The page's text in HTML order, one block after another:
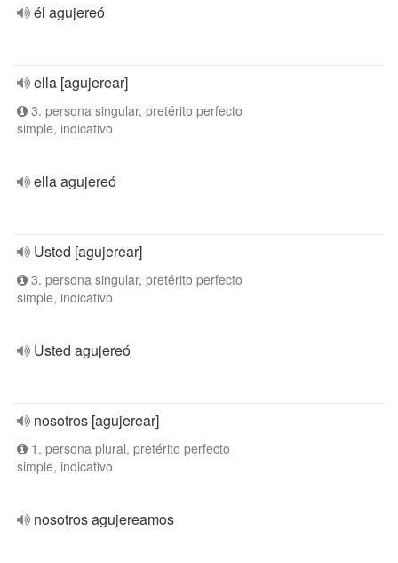
él agujereó
ella [agujerear]
3. persona singular, pretérito perfecto
simple, indicativo
ella agujereó
Usted [agujerear]
3. persona singular, pretérito perfecto
simple, indicativo
Usted agujereó
nosotros [agujerear]
1. persona plural, pretérito perfecto
simple, indicativo
nosotros agujereamos